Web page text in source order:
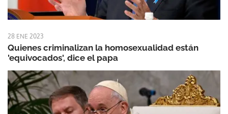
28 ENE 2023
Quienes criminalizan la homosexualidad están
'equivocados', dice el papa